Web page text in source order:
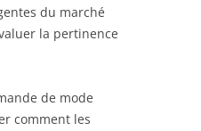
du marché
la pertinence
de mode
comment les